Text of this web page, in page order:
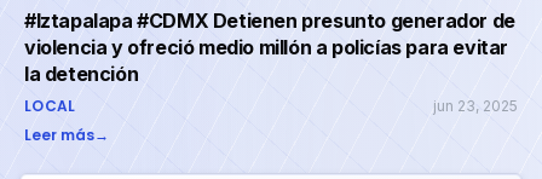
#Iztapalapa #CDMX Detienen presunto generador de
violencia y ofreció medio millón a policías para evitar
la detención
LOCAL jun 23, 2025
Leer más→